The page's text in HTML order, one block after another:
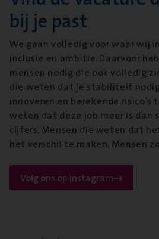
bij je past
We gaan volledig voor waar wij
inclusie en ambitie. Daarvoor
mensen nodig die ook volledig
die weten dat je stabiliteit
innoveren en berekende risico’s
weten dat deze job meer is dan
cijfers. Mensen die weten dat
het verschil te maken. Mensen
Volg ons op instagram